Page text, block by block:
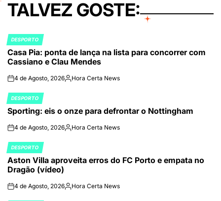
TALVEZ GOSTE:
POSTED
IN
DESPORTO
Casa Pia: ponta de lança na lista para concorrer com
Cassiano e Clau Mendes
on4 de Agosto, 2026Publicado
Hora Certa News
POSTED
IN
DESPORTO
Sporting: eis o onze para defrontar o Nottingham
on4 de Agosto, 2026Publicado
Hora Certa News
POSTED
IN
DESPORTO
Aston Villa aproveita erros do FC Porto e empata no
Dragão (vídeo)
on4 de Agosto, 2026Publicado
Hora Certa News